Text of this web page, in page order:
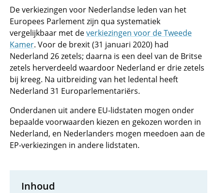
De verkiezingen voor Nederlandse leden van het
Europees Parlement zijn qua systematiek
vergelijkbaar met deverkiezingen voor de Tweede
Kamer. Voor de brexit (31 januari 2020) had
Nederland 26 zetels; daarna is een deel van de Britse
zetels herverdeeld waardoor Nederland er drie zetels
bij kreeg. Na uitbreiding van het ledental heeft
Nederland 31 Europarlementariërs.
Onderdanen uit andere EU-lidstaten mogen onder
bepaalde voorwaarden kiezen en gekozen worden in
Nederland, en Nederlanders mogen meedoen aan de
EP-verkiezingen in andere lidstaten.
Inhoud